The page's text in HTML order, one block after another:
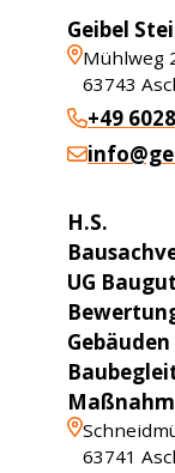
Geibel
Mühlweg
63743
+49
H.S.
UG
Gebäuden
63741